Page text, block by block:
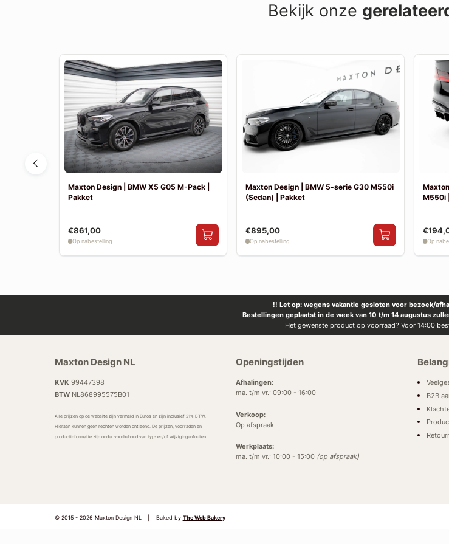
Bekijk onze
Maxton Design | BMW X5 G05 M-Pack |
Pakket
€861,00
Op nabestelling
Maxton Design | BMW 5-serie G30 M550i
(Sedan) | Pakket
€895,00
Op nabestelling
M550i
Op
!! Let op: wegens vakantie gesloten voor bezoek/
Bestellingen geplaatst in de week van 10 t/m 14 augustus
Het gewenste product op voorraad? Voor 14:00
Maxton Design NL
KVK 99447398
BTWNL868995575B01
Alle prijzen op de website zijn vermeld in Euro’s en zijn inclusief 21% BTW.
Hieraan kunnen geen rechten worden ontleend. De prijzen, voorraden en
productinformatie zijn onder voorbehoud van typ- en/of wijzigingenfouten.
Openingstijden
Afhalingen:
ma. t/m vr.: 09:00 - 16:00
Verkoop:
Op afspraak
Werkplaats:
ma. t/m vr.: 10:00 - 15:00 (op afspraak)
B2B
© 2015 - 2026 Maxton Design NL Baked by The Web Bakery